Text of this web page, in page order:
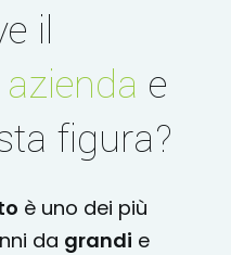
il
e
figura?
è uno dei più
da grandi e